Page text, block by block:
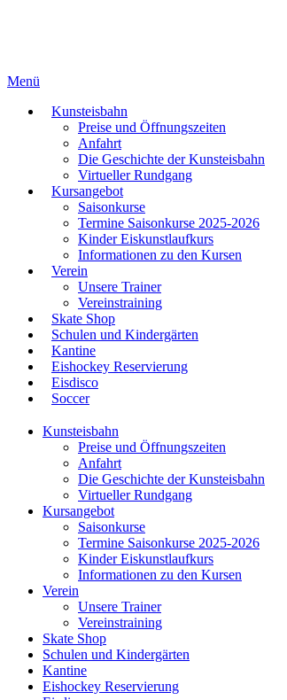
Menü
Kunsteisbahn
Preise und Öffnungszeiten
Anfahrt
Die Geschichte der Kunsteisbahn
Virtueller Rundgang
Kursangebot
Saisonkurse
Termine Saisonkurse 2025-2026
Kinder Eiskunstlaufkurs
Informationen zu den Kursen
Verein
Unsere Trainer
Vereinstraining
Skate Shop
Schulen und Kindergärten
Kantine
Eishockey Reservierung
Eisdisco
Soccer
Kunsteisbahn
Preise und Öffnungszeiten
Anfahrt
Die Geschichte der Kunsteisbahn
Virtueller Rundgang
Kursangebot
Saisonkurse
Termine Saisonkurse 2025-2026
Kinder Eiskunstlaufkurs
Informationen zu den Kursen
Verein
Unsere Trainer
Vereinstraining
Skate Shop
Schulen und Kindergärten
Kantine
Eishockey Reservierung